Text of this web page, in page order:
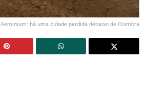
Aeminium: há uma cidade perdida debaixo de Coimbra